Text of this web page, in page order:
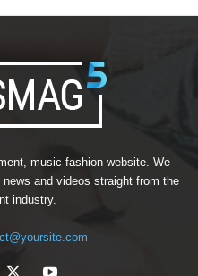
music fashion website. We
and videos straight from the
industry.